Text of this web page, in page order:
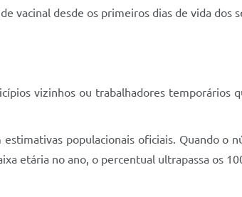
vacinal desde os primeiros dias de vida dos
vizinhos ou trabalhadores temporários
estimativas populacionais oficiais. Quando o
etária no ano, o percentual ultrapassa os